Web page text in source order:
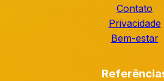
Contato
Privacidade
Bem-estar